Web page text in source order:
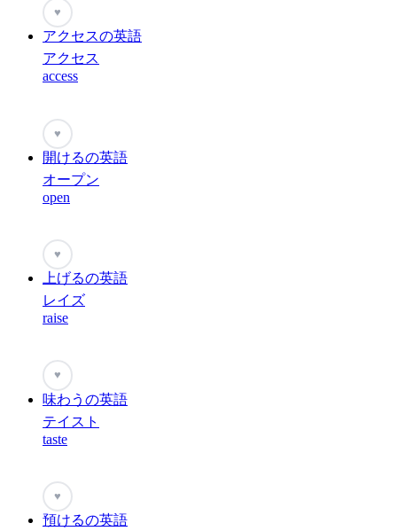
♥
アクセスの英語
アクセス
access
♥
開けるの英語
オープン
open
♥
上げるの英語
レイズ
raise
♥
味わうの英語
テイスト
taste
♥
預けるの英語